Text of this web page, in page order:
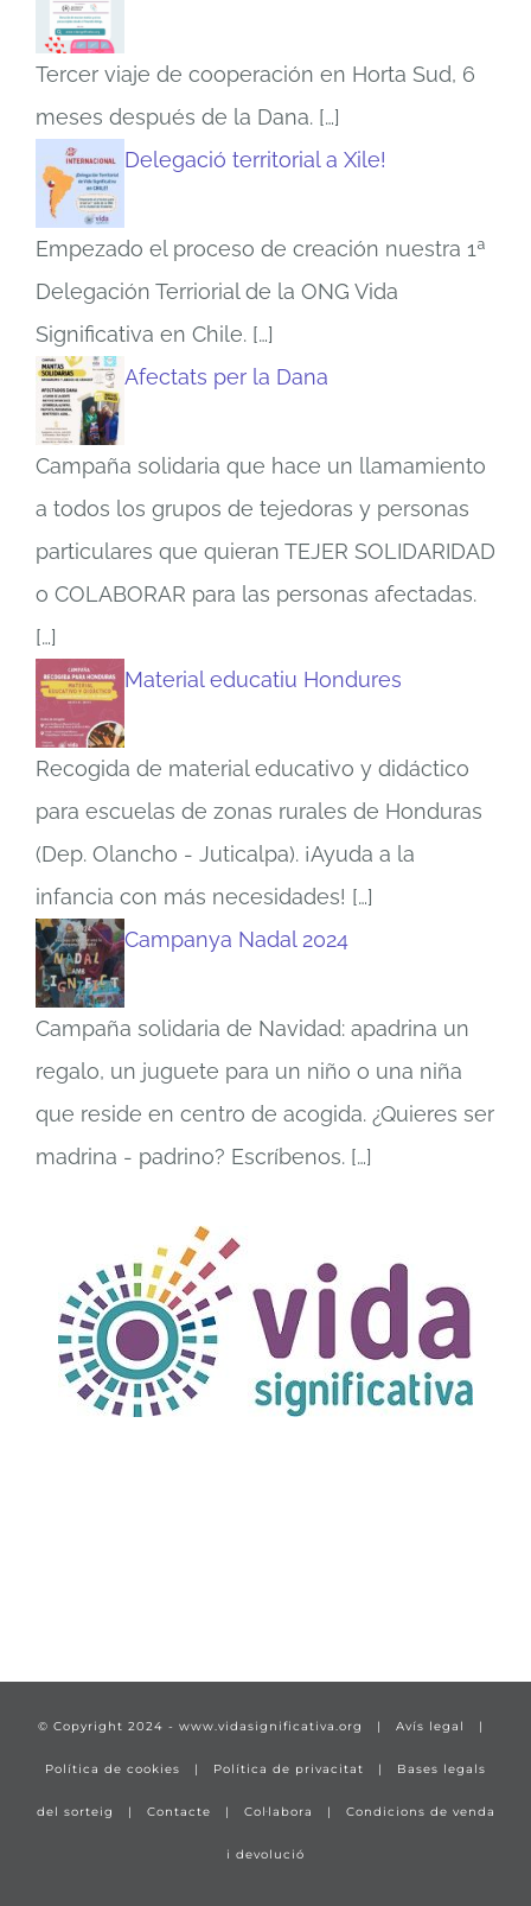
Tercer viaje de cooperación en Horta Sud, 6
meses después de la Dana. […]
Delegació territorial a Xile!
Empezado el proceso de creación nuestra 1ª
Delegación Terriorial de la ONG Vida
Significativa en Chile. […]
Afectats per la Dana
Campaña solidaria que hace un llamamiento
a todos los grupos de tejedoras y personas
particulares que quieran TEJER SOLIDARIDAD
o COLABORAR para las personas afectadas.
[…]
Material educatiu Hondures
Recogida de material educativo y didáctico
para escuelas de zonas rurales de Honduras
(Dep. Olancho - Juticalpa). ¡Ayuda a la
infancia con más necesidades! […]
Campanya Nadal 2024
Campaña solidaria de Navidad: apadrina un
regalo, un juguete para un niño o una niña
que reside en centro de acogida. ¿Quieres ser
madrina - padrino? Escríbenos. […]
© Copyright 2024 - www.vidasignificativa.org | Avís legal |
Política de cookies | Política de privacitat | Bases legals
del sorteig | Contacte | Col·labora | Condicions de venda
i devolució